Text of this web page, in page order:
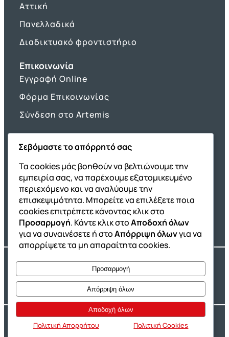
Αττική
Πανελλαδικά
Διαδικτυακό φροντιστήριο
Επικοινωνία
Εγγραφή Online
Φόρμα Επικοινωνίας
Σύνδεση στο Artemis
Όμιλος ΔΙΑΚΡΟΤΗΜΑ
ΔΙΑΚΡΟΤΗΜΑ@Home
Σχολική Μελέτη After School
Εκδόσεις Καλαϊτζίδη
Franchise ΔΙΑΚΡΟΤΗΜΑ
Copyright® 2004 –2026Εκπαιδευτικός Όμιλος ΔΙΑΚΡΟΤΗΜΑ®. Αρ.
Γ.Ε.Μ.Η.: 54967109000.
Oceancube – Hosted by
Ιδιωτικότητα Πολιτική Cookies
Σεβόμαστε το απόρρητό σας
Τα cookies μάς βοηθούν να βελτιώνουμε την
εμπειρία σας, να παρέχουμε εξατομικευμένο
περιεχόμενο και να αναλύουμε την
επισκεψιμότητα. Μπορείτε να επιλέξετε ποια
cookies επιτρέπετε κάνοντας κλικ στο
Προσαρμογή. Κάντε κλικ στοΑποδοχή όλων
για να συναινέσετε ή στοΑπόρριψη όλωνγια να
απορρίψετε τα μη απαραίτητα cookies.
Προσαρμογή
Απόρριψη όλων
Αποδοχή όλων
Πολιτική Απορρήτου Πολιτική Cookies